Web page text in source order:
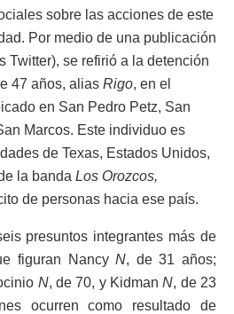
sobre las acciones de este
Por medio de una publicación
Twitter), se refirió a la detención
47 años, alias Rigo, en el
en San Pedro Petz, San
Marcos. Este individuo es
de Texas, Estados Unidos,
la banda Los Orozcos,
de personas hacia ese país.
presuntos integrantes más de
figuran NancyN, de 31 años;
N, de 70, y KidmanN, de 23
ocurren como resultado de